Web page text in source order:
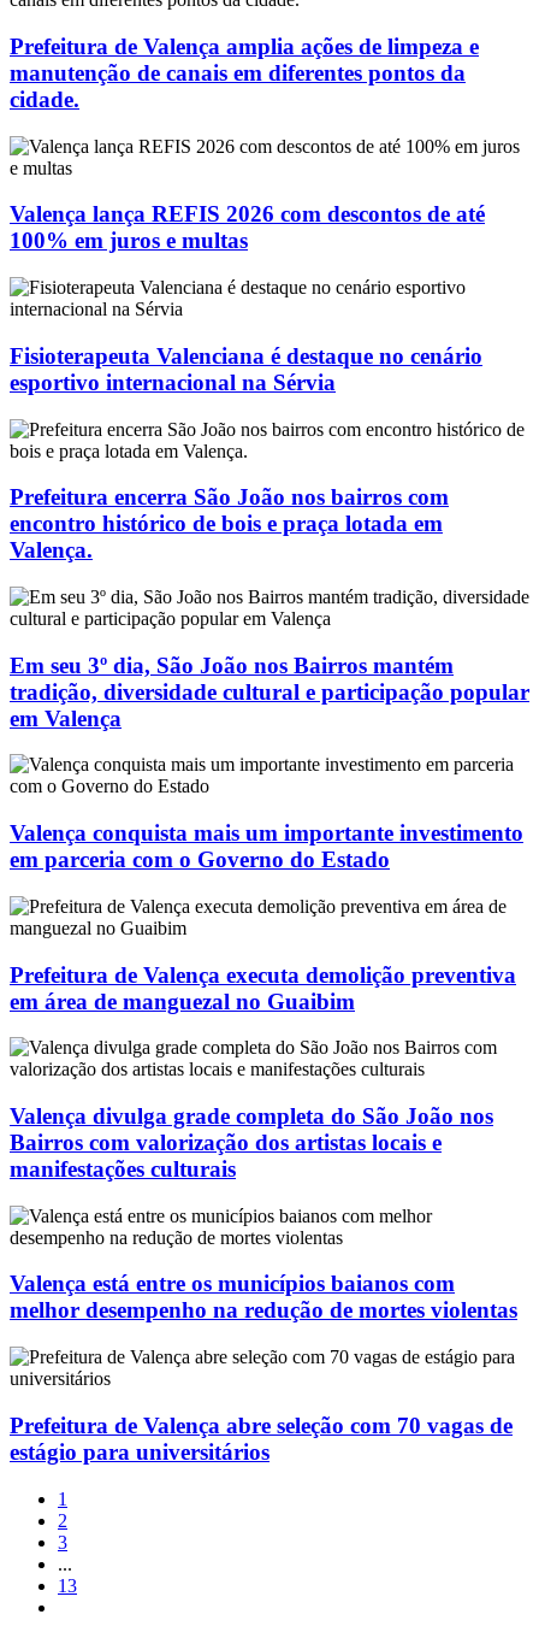
Prefeitura de Valença amplia ações de limpeza e
manutenção de canais em diferentes pontos da
cidade.
Valença lança REFIS 2026 com descontos de até
100% em juros e multas
Fisioterapeuta Valenciana é destaque no cenário
esportivo internacional na Sérvia
Prefeitura encerra São João nos bairros com
encontro histórico de bois e praça lotada em
Valença.
Em seu 3º dia, São João nos Bairros mantém
tradição, diversidade cultural e participação popular
em Valença
Valença conquista mais um importante investimento
em parceria com o Governo do Estado
Prefeitura de Valença executa demolição preventiva
em área de manguezal no Guaibim
Valença divulga grade completa do São João nos
Bairros com valorização dos artistas locais e
manifestações culturais
Valença está entre os municípios baianos com
melhor desempenho na redução de mortes violentas
Prefeitura de Valença abre seleção com 70 vagas de
estágio para universitários
1
2
3
...
13